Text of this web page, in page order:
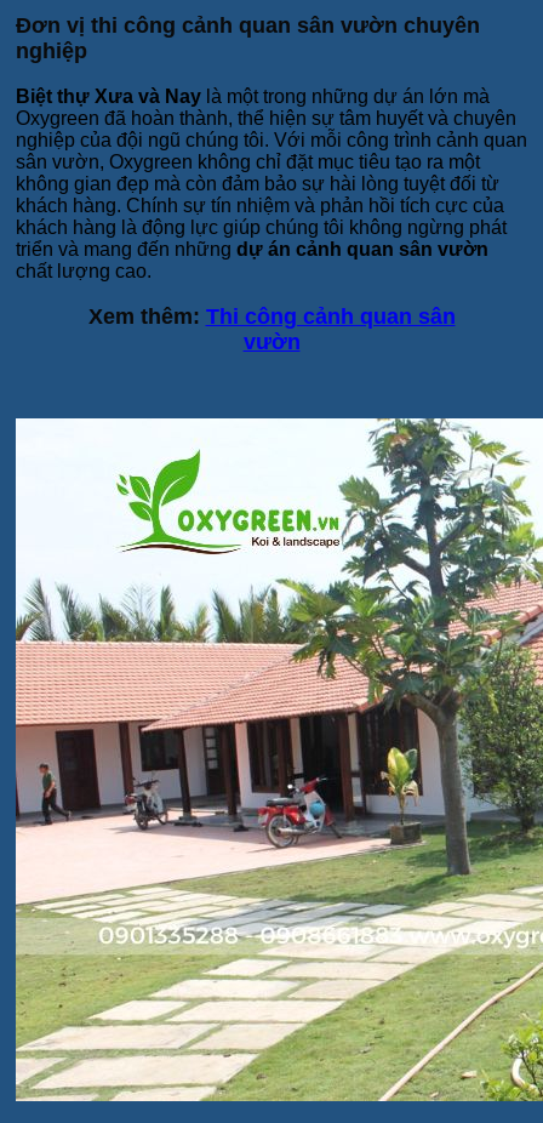
Đơn vị thi công cảnh quan sân vườn chuyên
nghiệp
Biệt thự Xưa và Nay là một trong những dự án lớn mà
Oxygreen đã hoàn thành, thể hiện sự tâm huyết và chuyên
nghiệp của đội ngũ chúng tôi. Với mỗi công trình cảnh quan
sân vườn, Oxygreen không chỉ đặt mục tiêu tạo ra một
không gian đẹp mà còn đảm bảo sự hài lòng tuyệt đối từ
khách hàng. Chính sự tín nhiệm và phản hồi tích cực của
khách hàng là động lực giúp chúng tôi không ngừng phát
triển và mang đến những dự án cảnh quan sân vườn
chất lượng cao.
Xem thêm: Thi công cảnh quan sân
vườn